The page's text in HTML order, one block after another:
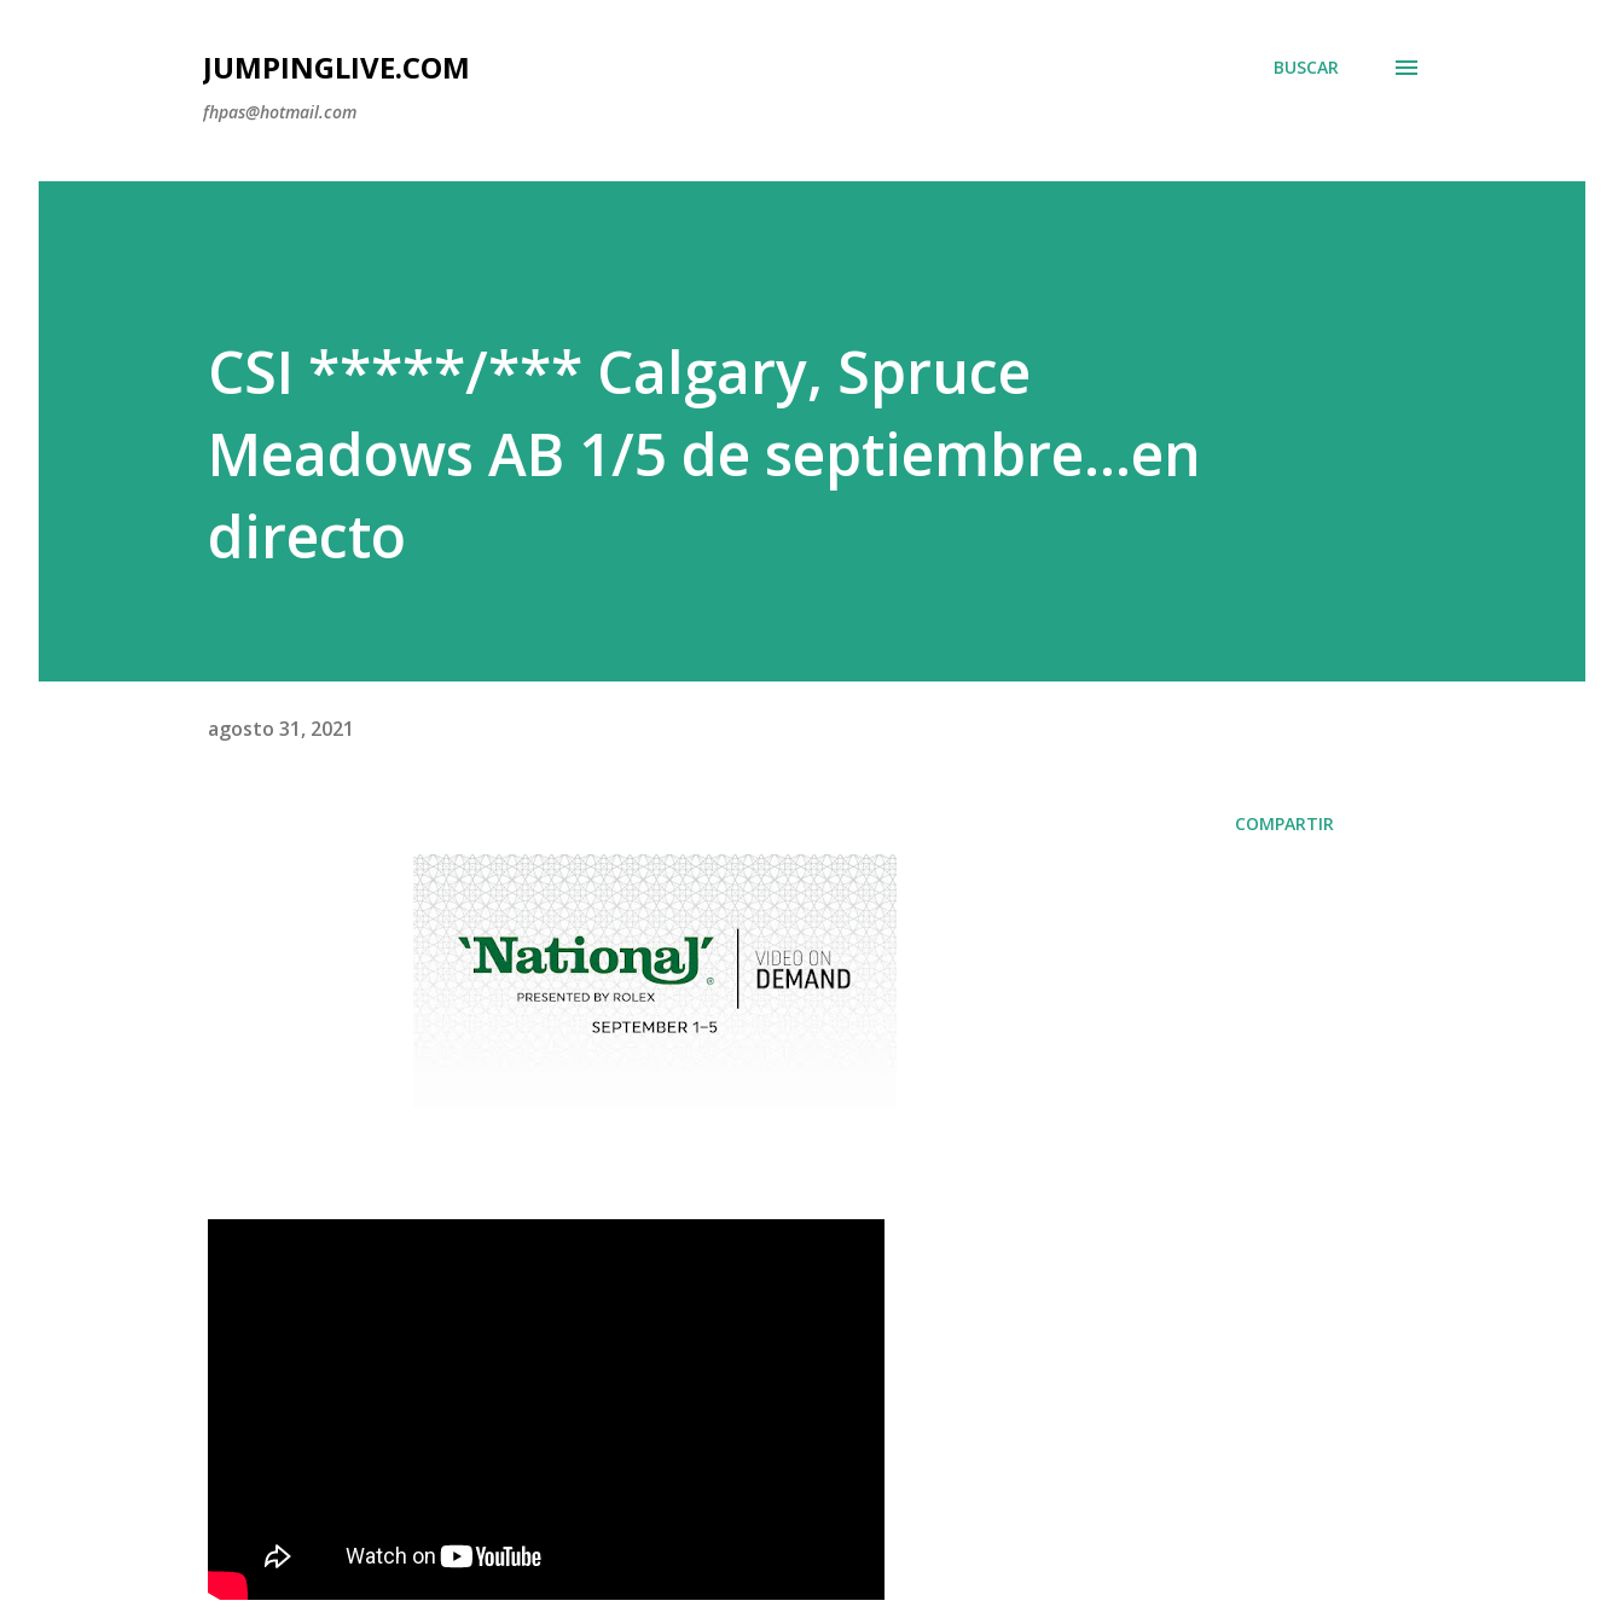
JUMPINGLIVE.COM
fhpas@hotmail.com
BUSCAR
CSI *****/*** Calgary, Spruce
Meadows AB 1/5 de septiembre...en
directo
agosto 31, 2021
COMPARTIR